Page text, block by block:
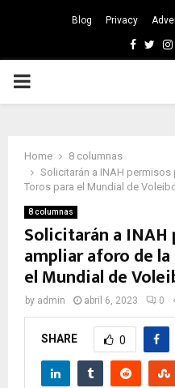
Blog Privacy
PRIMARY
Home
8 columnas
Solicitarán a INAH
Toros para el Mundial de
8 columnas
Solicitarán a
ampliar aforo de la
el Mundial de
by admin abril 6, 2023 0
SHARE 0